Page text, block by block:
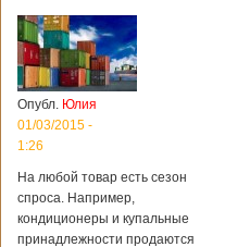
Опубл. Юлия
01/03/2015 -
1:26
На любой товар есть сезон
спроса. Например,
кондиционеры и купальные
принадлежности продаются